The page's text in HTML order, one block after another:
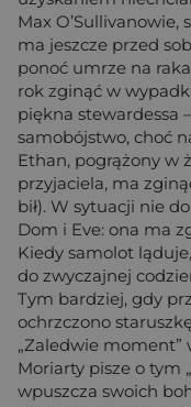
Max O’Sullivanowie,
ma jeszcze przed
ponoć umrze na
rok zginąć w
piękna stewardessa
samobójstwo, choć
Ethan, pogrążony w
przyjaciela, ma
bił). W sytuacji nie
Dom i Eve: ona ma
Kiedy samolot
do zwyczajnej
Tym bardziej, gdy
ochrzczono
„Zaledwie
Moriarty pisze o tym
wpuszcza swoich